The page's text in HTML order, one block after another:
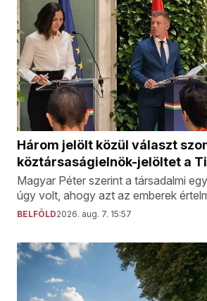
Három jelölt közül választ
köztársaságielnök-jelöltet a
Magyar Péter szerint a társadalmi
úgy volt, ahogy azt az emberek
BELFÖLD2026. aug. 7. 15:57